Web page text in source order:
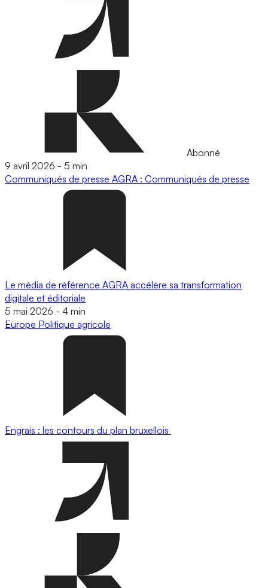
Abonné
9 avril 2026 - 5 min
Communiqués de presse AGRA : Communiqués de presse
Le média de référence AGRA accélère sa transformation
digitale et éditoriale
5 mai 2026 - 4 min
Europe Politique agricole
Engrais : les contours du plan bruxellois